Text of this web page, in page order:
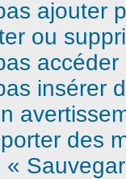
ajouter
ou
insérer
des